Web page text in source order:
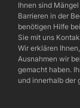
Ihnen sind
Barrieren in der
benötigen Hilfe
Sie mit uns
Wir erklären
Ausnahmen wir
gemacht haben.
und innerhalb der